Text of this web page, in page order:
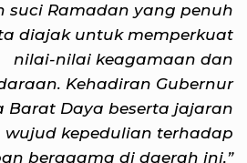
suci Ramadan yang penuh
diajak untuk memperkuat
nilai-nilai keagamaan dan
Kehadiran Gubernur
Barat Daya beserta jajaran
kepedulian terhadap
beragama di daerah ini,”